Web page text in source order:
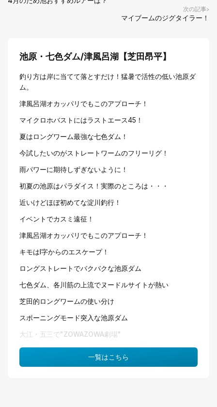
次の記事>
マイブームのジグタイラー！
池原・七色ダム/津風呂湖【芝田昂平】
釣り方は岸に当てて落とすだけ！猛暑で活性の低い池原ダ
ム。
津風呂湖オカッパリでもこのアプローチ！
マイクロホバストにはラストエース45！
夏はロングワーム最強な七色ダム！
今試したいのがストレートワームのフリーリグ！
雨パワーに期待しずぎないように！
初夏の池原はパラダイス！実際のところは・・・
近いけどほぼ初めてな淀川釣行！
イベントでカスミ遠征！
津風呂湖オカッパリでもこのアプローチ！
キモはI字からのエスケープ！
ロングストレートでバクバクな池原ダム
七色ダム、各川筋の上流でヌードルサイトが熱い
芝田的ロングワームの使い分け
スポーニングモード突入な池原ダム
大江・五三で"ZOWAZOWA劇場"
一覧はこちら